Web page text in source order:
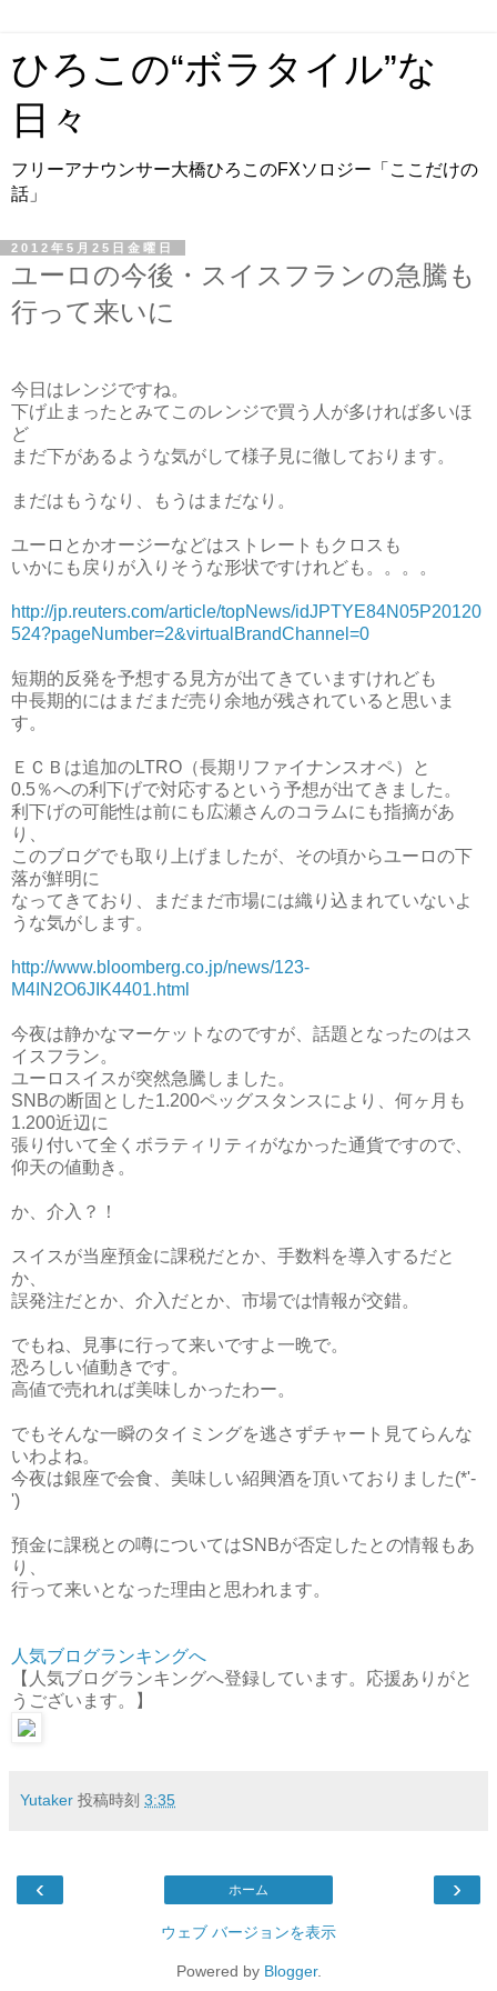
ひろこの“ボラタイル”な
日々
フリーアナウンサー大橋ひろこのFXソロジー「ここだけの
話」
2012年5月25日金曜日
ユーロの今後・スイスフランの急騰も
行って来いに
今日はレンジですね。
下げ止まったとみてこのレンジで買う人が多ければ多いほ
ど
まだ下があるような気がして様子見に徹しております。
まだはもうなり、もうはまだなり。
ユーロとかオージーなどはストレートもクロスも
いかにも戻りが入りそうな形状ですけれども。。。。
http://jp.reuters.com/article/topNews/idJPTYE84N05P20120
524?pageNumber=2&virtualBrandChannel=0
短期的反発を予想する見方が出てきていますけれども
中長期的にはまだまだ売り余地が残されていると思いま
す。
ＥＣＢは追加のLTRO（長期リファイナンスオペ）と
0.5％への利下げで対応するという予想が出てきました。
利下げの可能性は前にも広瀬さんのコラムにも指摘があ
り、
このブログでも取り上げましたが、その頃からユーロの下
落が鮮明に
なってきており、まだまだ市場には織り込まれていないよ
うな気がします。
http://www.bloomberg.co.jp/news/123-
M4IN2O6JIK4401.html
今夜は静かなマーケットなのですが、話題となったのはス
イスフラン。
ユーロスイスが突然急騰しました。
SNBの断固とした1.200ペッグスタンスにより、何ヶ月も
1.200近辺に
張り付いて全くボラティリティがなかった通貨ですので、
仰天の値動き。
か、介入？！
スイスが当座預金に課税だとか、手数料を導入するだと
か、
誤発注だとか、介入だとか、市場では情報が交錯。
でもね、見事に行って来いですよ一晩で。
恐ろしい値動きです。
高値で売れれば美味しかったわー。
でもそんな一瞬のタイミングを逃さずチャート見てらんな
いわよね。
今夜は銀座で会食、美味しい紹興酒を頂いておりました(*'-
')ゞ
預金に課税との噂についてはSNBが否定したとの情報もあ
り、
行って来いとなった理由と思われます。
人気ブログランキングへ
【人気ブログランキングへ登録しています。応援ありがと
うございます。】
Yutaker 投稿時刻 3:35
‹ ›
ホーム
ウェブ バージョンを表示
Powered by Blogger.